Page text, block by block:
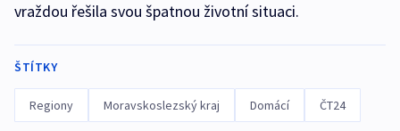
vraždou řešila svou špatnou životní situaci.
ŠTÍTKY
Regiony Moravskoslezský kraj Domácí ČT24